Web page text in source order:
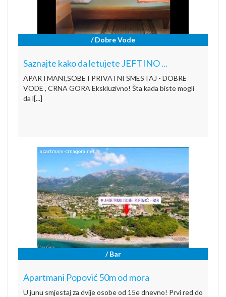
/ Dobre Vode
Saznajte kako da letujete JEFTINO ...
APARTMANI,SOBE I PRIVATNI SMESTAJ - DOBRE
VODE , CRNA GORA Ekskluzivno! Šta kada biste mogli
da l[...]
/ Bar
Apartmani Popović 50m od mora
U junu smjestaj za dvije osobe od 15e dnevno! Prvi red do